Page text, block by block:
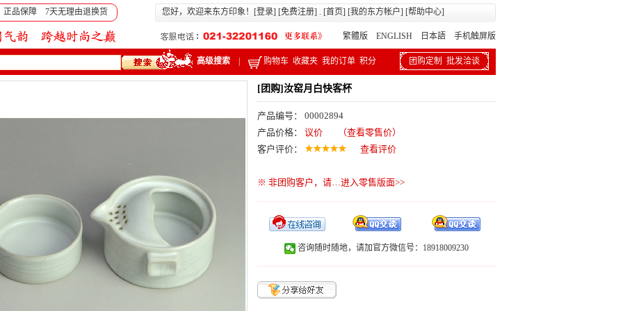
品保障 7天无理由退换货 您好，欢迎来东方印象！[登录] [免费注册] . [首页] [我的东方帐户] [帮助中心]
繁體版 ENGLISH 日本語 手机触屏版
高级搜索 购物车 收藏夹 我的订单 积分 团购定制 批发洽谈
[团购]汝窑月白快客杯
产品编号： 00002894
产品价格： 议价
（查看零售价）
客户评价：
查看评价
※ 非团购客户，请…进入零售版面>>
咨询随时随地，请加官方微信号：18918009230